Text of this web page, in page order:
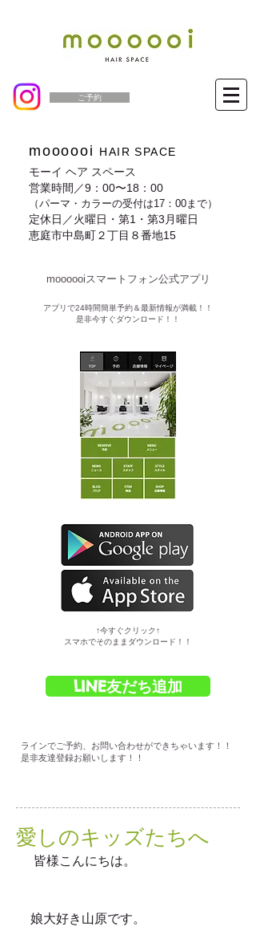
ご予約
moooooi
HAIR SPACE
モーイ ヘア スペース
営業時間／9：00〜18：00
（パーマ・カラーの受付は17：00まで）
定休日／火曜日・第1・第3月曜日
恵庭市中島町２丁目８番地15
moooooiスマートフォン公式アプリ​
​アプリで24時間簡単予約＆最新情報が満載！！
是非今すぐダウンロード！！
​↑今すぐクリック↑
スマホでそのままダウンロード！！
LINE友だち追加
ラインでご予約、お問い合わせができちゃいます！！
是非友達登録お願いします！！
愛しのキッズたちへ
皆様こんにちは。
娘大好き山原です。